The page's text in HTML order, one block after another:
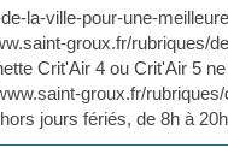
la-ville-pour-une-
groux.fr/rubriques/
Crit'Air 4 ou Crit'Air 5
groux.fr/
jours fériés, de 8h à